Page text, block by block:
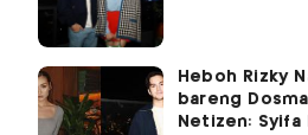
Heboh Rizky
bareng
Netizen: Syifa